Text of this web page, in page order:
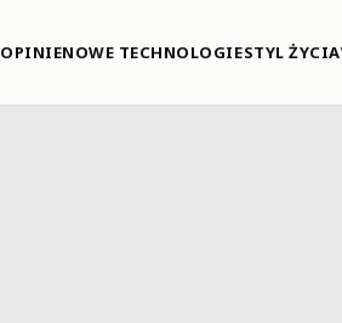
OPINIENOWE TECHNOLOGIESTYL ŻYCIA